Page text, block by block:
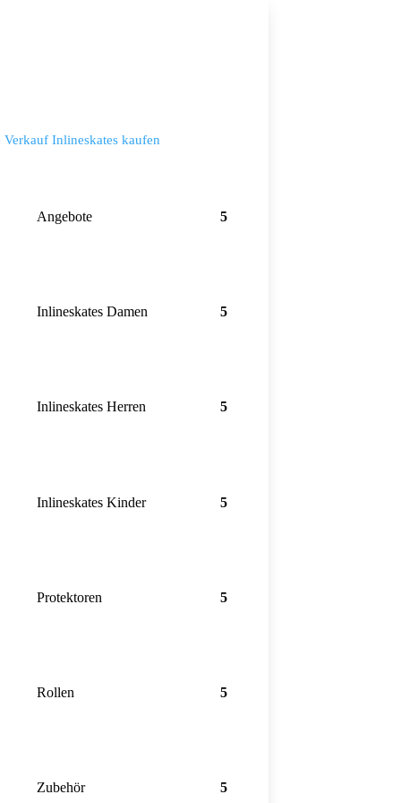
Angebote
Inlineskates Damen
Inlineskates Herren
Inlineskates Kinder
Protektoren
Rollen
Zubehör